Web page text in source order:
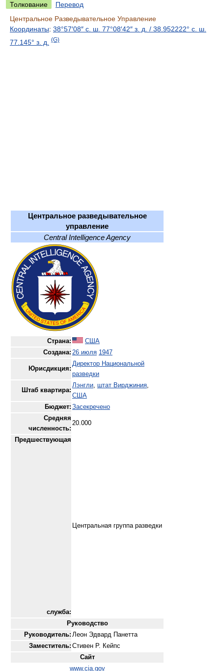
Толкование
Перевод
Центральное Разведывательное Управление
Координаты: 38°57′08″ с. ш. 77°08′42″ з. д. / 38.952222° с. ш.
77.145° з. д.
(G)
Центральное разведывательное
управление
Central Intelligence Agency
Страна:
США
Создана: 26 июля 1947
Юрисдикция:
Директор Национальной
разведки
Штаб квартира:
Лэнгли штат Вирджиния
США
Бюджет: Засекречено
Средняя
численность:
20.000
Предшествующая
служба:
Центральная группа разведки
Руководство
Руководитель: Леон Эдвард Панетта
Заместитель: Стивен Р. Кейпс
Сайт
www.cia.gov